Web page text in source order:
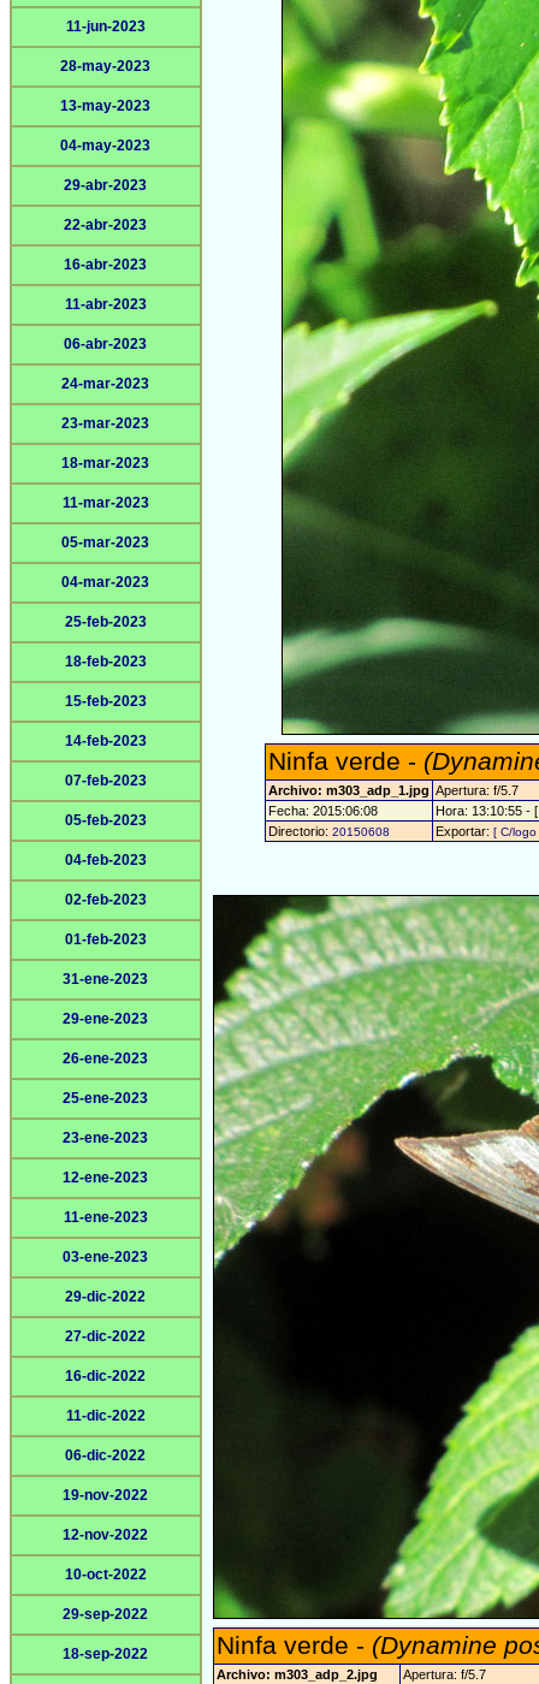
11-jun-2023
28-may-2023
13-may-2023
04-may-2023
29-abr-2023
22-abr-2023
16-abr-2023
11-abr-2023
06-abr-2023
24-mar-2023
23-mar-2023
18-mar-2023
11-mar-2023
05-mar-2023
04-mar-2023
25-feb-2023
18-feb-2023
15-feb-2023
14-feb-2023
07-feb-2023
05-feb-2023
04-feb-2023
02-feb-2023
01-feb-2023
31-ene-2023
29-ene-2023
26-ene-2023
25-ene-2023
23-ene-2023
12-ene-2023
11-ene-2023
03-ene-2023
29-dic-2022
27-dic-2022
16-dic-2022
11-dic-2022
06-dic-2022
19-nov-2022
12-nov-2022
10-oct-2022
29-sep-2022
18-sep-2022
Ninfa verde -
Archivo: m303_adp_1.jpg Apertura: f/5.7
Fecha: 2015:06:08
Hora: 13:10:55 -
Directorio: 20150608 Exportar: [ C/logo
Ninfa verde - (Dynamine
Archivo: m303_adp_2.jpg
Apertura: f/5.7